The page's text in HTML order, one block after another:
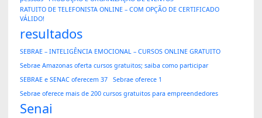
RATUITO DE TELEFONISTA ONLINE – COM OPÇÃO DE CERTIFICADO
VÁLIDO!
resultados
SEBRAE – INTELIGÊNCIA EMOCIONAL – CURSOS ONLINE GRATUITO
Sebrae Amazonas oferta cursos gratuitos; saiba como participar
SEBRAE e SENAC oferecem 37
Sebrae oferece 1
Sebrae oferece mais de 200 cursos gratuitos para empreendedores
Senai